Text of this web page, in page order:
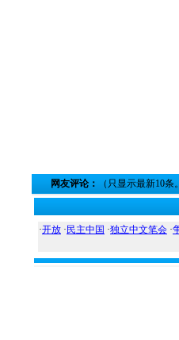
网友评论： （只显示最新10
·开放 · 民主中国 ·独立中文笔会 ·